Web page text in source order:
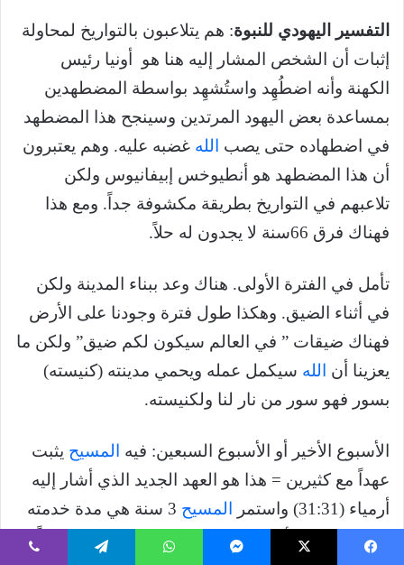
التفسير اليهودي للنبوة: هم يتلاعبون بالتواريخ لمحاولة
إثبات أن الشخص المشار إليه هنا هو أونيا رئيس
الكهنة وأنه اضطُهِد واستُشهِد بواسطة المضطهدين
بمساعدة بعض اليهود المرتدين وسينجح هذا المضطهد
في اضطهاده حتى يصب
الله غضبه عليه. وهم يعتبرون
أن هذا المضطهد هو أنطيوخس إبيفانيوس ولكن
تلاعبهم في التواريخ بطريقة مكشوفة جداً. ومع هذا
فهناك فرق 66سنة لا يجدون له حلاً.
تأمل في الفترة الأولى. هناك وعد ببناء المدينة ولكن
في أثناء الضيق. وهكذا طول فترة وجودنا على الأرض
فهناك ضيقات ” في العالم سيكون لكم ضيق” ولكن ما
يعزينا أن
الله سيكمل عمله ويحمي مدينته (كنيسته)
بسور فهو سور من نار لنا ولكنيسته.
الأسبوع الأخير أو الأسبوع السبعين: فيه المسيح يثبت
عهداً مع كثيرين = هذا هو العهد الجديد الذي أشار إليه
أرمياء (31:31) واستمر
المسيح
3 سنة هي مدة خدمته
بالجسد على الأرض، يعمل ويخدم، ويجول يصنع خيراً،